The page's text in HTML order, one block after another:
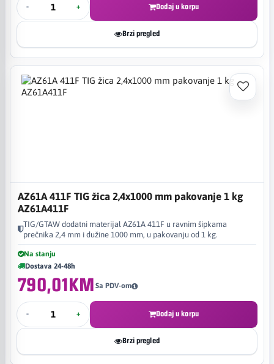
- + Dodaj u korpu
Brzi pregled
AZ61A 411F TIG žica 2,4x1000 mm pakovanje 1 kg
AZ61A411F
TIG/GTAW dodatni materijal AZ61A 411F u ravnim šipkama
prečnika 2,4 mm i dužine 1000 mm, u pakovanju od 1 kg.
Na stanju
Dostava 24-48h
790,01KM Sa PDV-om
- + Dodaj u korpu
Brzi pregled